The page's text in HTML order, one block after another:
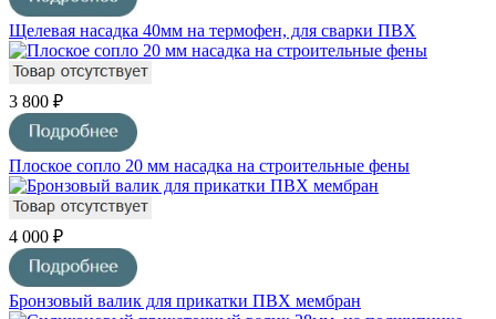
Щелевая насадка 40мм на термофен, для сварки ПВХ
3 800 ₽
Плоское сопло 20 мм насадка на строительные фены
4 000 ₽
Бронзовый валик для прикатки ПВХ мембран